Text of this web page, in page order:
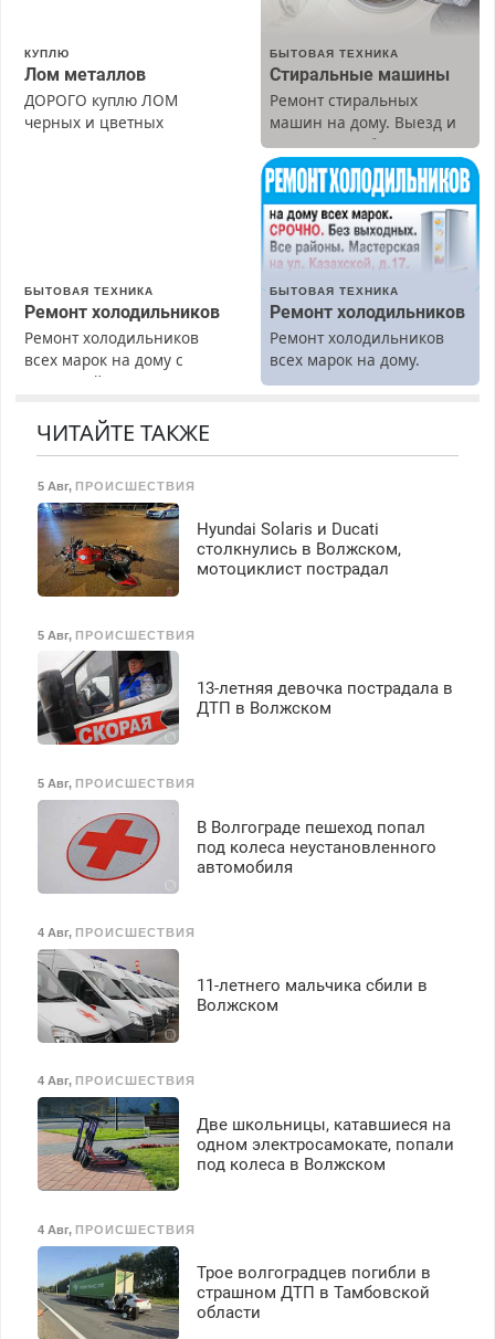
КУПЛЮ
Лом металлов
ДОРОГО куплю ЛОМ
черных и цветных
БЫТОВАЯ ТЕХНИКА
Стиральные машины
Ремонт стиральных
машин на дому. Выезд и
диагностика бесплатно.
Предусмотрены скидки.
БЫТОВАЯ ТЕХНИКА
Ремонт холодильников
Ремонт холодильников
всех марок на дому с
гарантией. Замена
Недорого. Без выходных.
БЫТОВАЯ ТЕХНИКА
Ремонт холодильников
Ремонт холодильников
всех марок на дому.
ЧИТАЙТЕ ТАКЖЕ
5 Авг, ПРОИСШЕСТВИЯ
Hyundai Solaris и Ducati
столкнулись в Волжском,
мотоциклист пострадал
5 Авг, ПРОИСШЕСТВИЯ
13-летняя девочка пострадала в
ДТП в Волжском
5 Авг, ПРОИСШЕСТВИЯ
В Волгограде пешеход попал
под колеса неустановленного
автомобиля
4 Авг, ПРОИСШЕСТВИЯ
11-летнего мальчика сбили в
Волжском
4 Авг, ПРОИСШЕСТВИЯ
Две школьницы, катавшиеся на
одном электросамокате, попали
под колеса в Волжском
4 Авг, ПРОИСШЕСТВИЯ
Трое волгоградцев погибли в
страшном ДТП в Тамбовской
области